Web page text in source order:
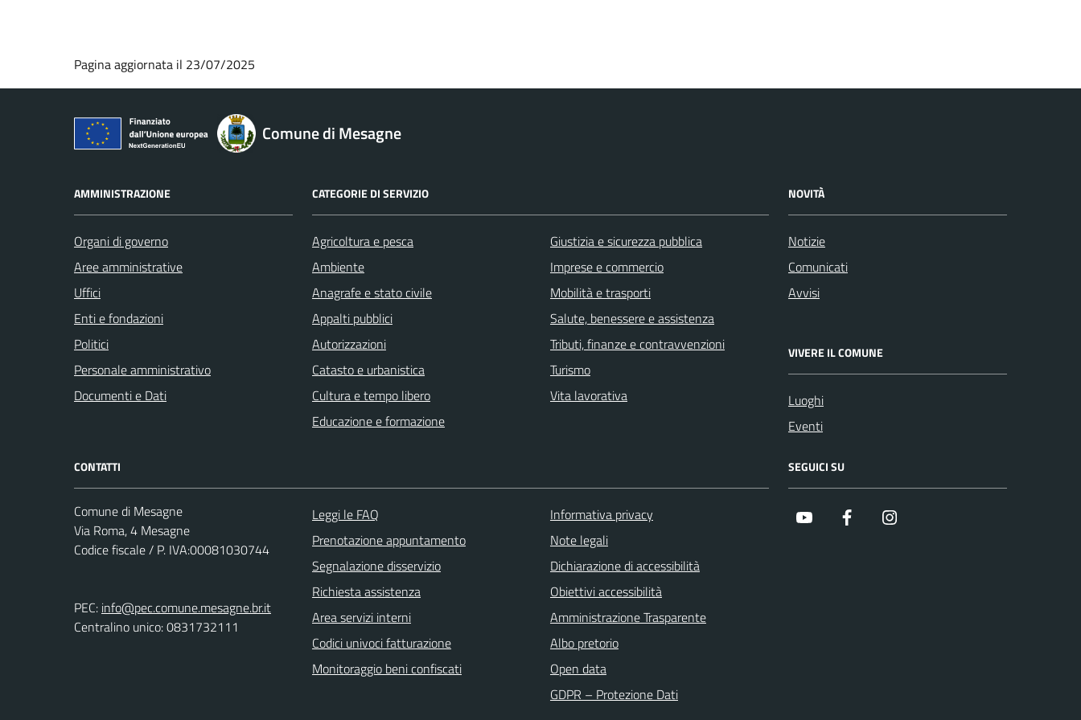
Pagina aggiornata il 23/07/2025
Comune di Mesagne
AMMINISTRAZIONE
Organi di governo
Aree amministrative
Uffici
Enti e fondazioni
Politici
Personale amministrativo
Documenti e Dati
CATEGORIE DI SERVIZIO
Agricoltura e pesca
Ambiente
Anagrafe e stato civile
Appalti pubblici
Autorizzazioni
Catasto e urbanistica
Cultura e tempo libero
Educazione e formazione
Giustizia e sicurezza pubblica
Imprese e commercio
Mobilità e trasporti
Salute, benessere e assistenza
Tributi, finanze e contravvenzioni
Turismo
Vita lavorativa
NOVITÀ
Notizie
Comunicati
Avvisi
VIVERE IL COMUNE
Luoghi
Eventi
CONTATTI
Comune di Mesagne
Via Roma, 4 Mesagne
Codice fiscale / P. IVA:00081030744
PEC: info@pec.comune.mesagne.br.it
Centralino unico: 0831732111
Leggi le FAQ
Prenotazione appuntamento
Segnalazione disservizio
Richiesta assistenza
Area servizi interni
Codici univoci fatturazione
Monitoraggio beni confiscati
Informativa privacy
Note legali
Dichiarazione di accessibilità
Obiettivi accessibilità
Amministrazione Trasparente
Albo pretorio
Open data
GDPR – Protezione Dati
SEGUICI SU
Youtube Facebook